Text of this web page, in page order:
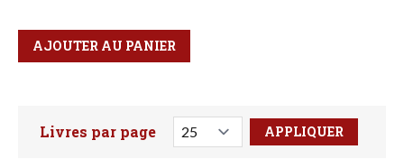
Qté
Format
AJOUTER AU PANIER
Faites votre recherche ici
Livres par page